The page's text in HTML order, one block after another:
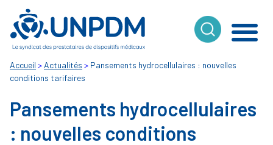
Accueil > Actualités > Pansements hydrocellulaires : nouvelles
conditions tarifaires
Pansements hydrocellulaires
: nouvelles conditions